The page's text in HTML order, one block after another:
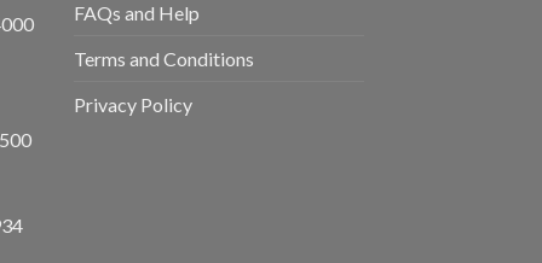
FAQs and Help
Terms and Conditions
Privacy Policy